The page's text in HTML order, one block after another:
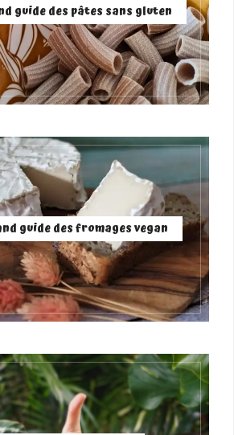
guide des pâtes sans gluten
guide des fromages vegan